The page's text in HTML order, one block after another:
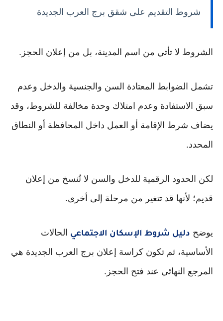
شروط التقديم على شقق برج العرب الجديدة
الشروط لا تأتي من اسم المدينة، بل من إعلان الحجز.
تشمل الضوابط المعتادة السن والجنسية والدخل وعدم
سبق الاستفادة وعدم امتلاك وحدة مخالفة للشروط، وقد
يضاف شرط الإقامة أو العمل داخل المحافظة أو النطاق
المحدد.
لكن الحدود الرقمية للدخل والسن لا تُنسخ من إعلان
قديم؛ لأنها قد تتغير من مرحلة إلى أخرى.
يوضح دليل شروط الإسكان الاجتماعي
الحالات
الأساسية، ثم تكون كراسة إعلان برج العرب الجديدة هي
المرجع النهائي عند فتح الحجز.